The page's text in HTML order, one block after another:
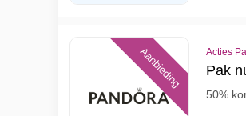
Aanbieding Acties
Pak
50%